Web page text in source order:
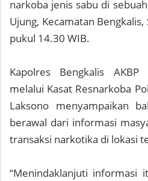
narkoba jenis sabu di
Ujung, Kecamatan
pukul 14.30 WIB.
Kapolres Bengkalis
melalui Kasat Resnarkoba
Laksono menyampaikan
berawal dari informasi
transaksi narkotika di lokasi
“Menindaklanjuti informasi